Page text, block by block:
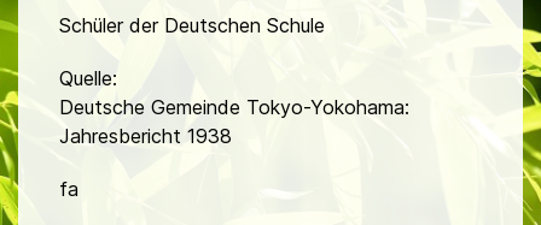
Schüler der Deutschen Schule
Quelle:
Deutsche Gemeinde Tokyo-Yokohama:
Jahresbericht 1938
fa